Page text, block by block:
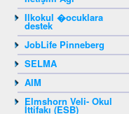
Ilkokul �ocuklara
destek
JobLife Pinneberg
SELMA
AIM
Elmshorn Veli- Okul
İttifakı (ESB)